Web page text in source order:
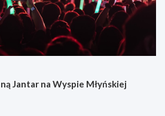
Jantar na Wyspie Młyńskiej